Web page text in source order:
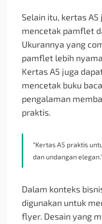
Selain itu, kertas
mencetak pamflet
Ukurannya yang
pamflet lebih
Kertas A5 juga
mencetak buku
pengalaman
praktis.
“Kertas A5 praktis
dan undangan
Dalam konteks
digunakan untuk
flyer. Desain yang